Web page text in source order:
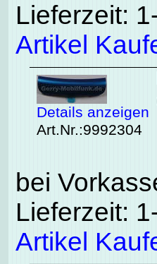
Lieferzeit:
Artikel
Details anzeigen
Art.Nr.:9992304
bei
Lieferzeit:
Artikel